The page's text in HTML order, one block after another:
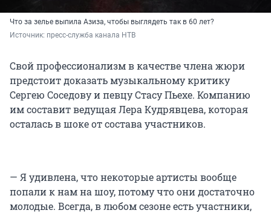
Что за зелье выпила Азиза, чтобы выглядеть так в 60 лет?
Источник: пресс-служба канала НТВ
Свой профессионализм в качестве члена жюри
предстоит доказать музыкальному критику
Сергею Соседову и певцу Стасу Пьехе. Компанию
им составит ведущая Лера Кудрявцева, которая
осталась в шоке от состава участников.
— Я удивлена, что некоторые артисты вообще
попали к нам на шоу, потому что они достаточно
молодые. Всегда, в любом сезоне есть участники,